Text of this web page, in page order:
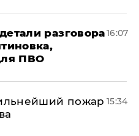
разговора
ПВО
16:07
пожар 15:34